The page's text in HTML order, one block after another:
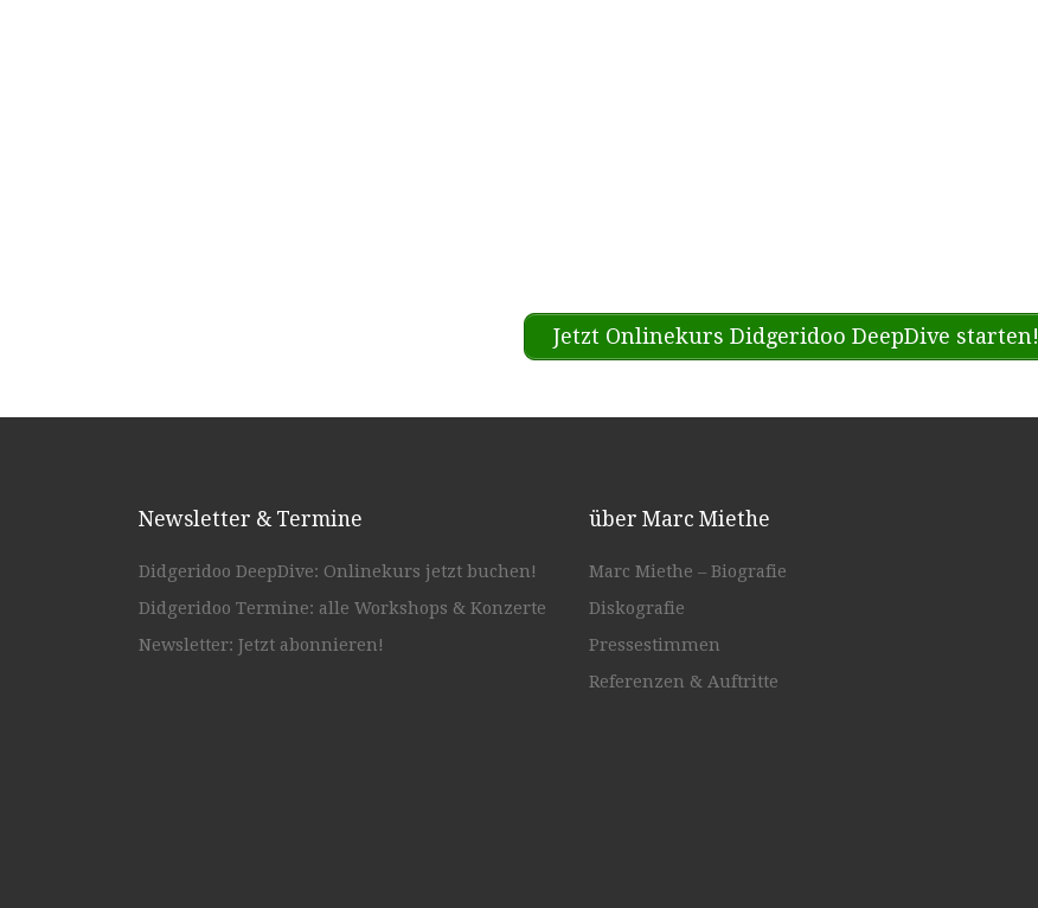
Jetzt Onlinekurs Didgeridoo DeepDive starten!
Newsletter & Termine
Didgeridoo DeepDive: Onlinekurs jetzt buchen!
Didgeridoo Termine: alle Workshops & Konzerte
Newsletter: Jetzt abonnieren!
über Marc Miethe
Marc Miethe – Biografie
Diskografie
Pressestimmen
Referenzen & Auftritte